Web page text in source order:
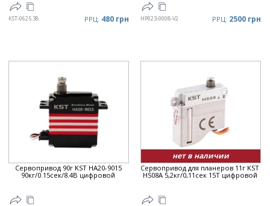
KST-0625.38 РРЦ: 480 грн HP023-0008-V2 РРЦ: 2500 грн
Сервопривод 90г KST HA20-9015
90кг/0.15сек/8.4В цифровой
нет в наличии
Сервопривод для планеров 11г KST
HS08A 5,2кг/0,11сек 15T цифровой